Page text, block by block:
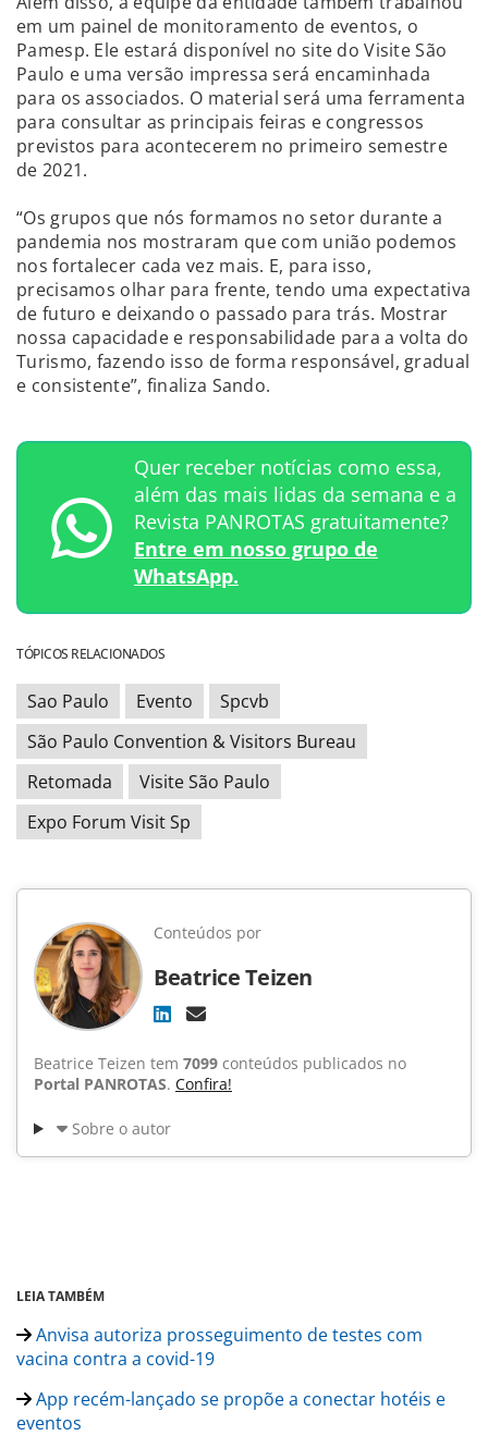
em um painel de monitoramento de eventos, o
Pamesp. Ele estará disponível no site do Visite São
Paulo e uma versão impressa será encaminhada
para os associados. O material será uma ferramenta
para consultar as principais feiras e congressos
previstos para acontecerem no primeiro semestre
de 2021.
“Os grupos que nós formamos no setor durante a
pandemia nos mostraram que com união podemos
nos fortalecer cada vez mais. E, para isso,
precisamos olhar para frente, tendo uma expectativa
de futuro e deixando o passado para trás. Mostrar
nossa capacidade e responsabilidade para a volta do
Turismo, fazendo isso de forma responsável, gradual
e consistente”, finaliza Sando.
Quer receber notícias como essa,
além das mais lidas da semana e a
Revista PANROTAS gratuitamente?
Entre em nosso grupo de
WhatsApp.
TÓPICOS RELACIONADOS
Sao Paulo Evento
Spcvb
São Paulo Convention & Visitors Bureau
Retomada
Visite São Paulo
Expo Forum Visit Sp
Conteúdos por
Beatrice Teizen
Beatrice Teizen tem 7099 conteúdos publicados no
Portal PANROTAS. Confira!
Sobre o autor
LEIA TAMBÉM
Anvisa autoriza prosseguimento de testes com
vacina contra a covid-19
App recém-lançado se propõe a conectar hotéis e
eventos